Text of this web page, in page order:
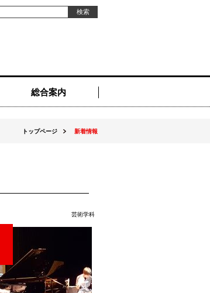
総合案内
トップページ 新着情報
芸術学科